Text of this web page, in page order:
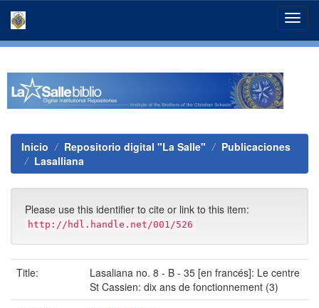
Inicio Repositorio digital "La Salle"
Publicaciones
Lasalliana
Please use this identifier to cite or link to this item:
http://hdl.handle.net/001/526
Title:
Lasaliana no. 8 - B - 35 [en francés]: Le centre
St Cassien: dix ans de fonctionnement (3)